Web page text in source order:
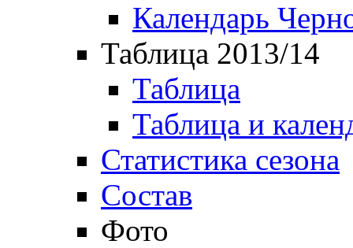
Календарь
Таблица 2013/14
Таблица
Таблица и
Статистика сезона
Состав
Фото